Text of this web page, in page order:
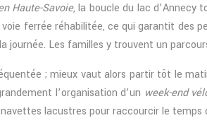
Haute-Savoie, la boucle du lac d’Annecy
ferrée réhabilitée, ce qui garantit des
journée. Les familles y trouvent un
; mieux vaut alors partir tôt le
l’organisation d’un week-end
lacustres pour raccourcir le